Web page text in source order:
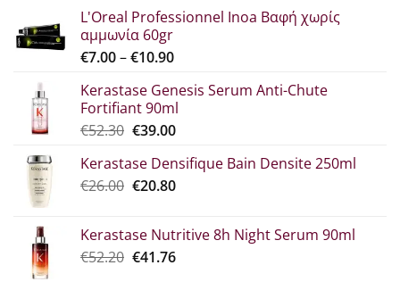
L'Oreal Professionnel Inoa Βαφή χωρίς
αμμωνία 60gr
€7.00–€10.90Price
€7.00
through
€10.90
Kerastase Genesis Serum Anti-Chute
Fortifiant 90ml
€52.30 Original
was:
€52.30.
€39.00Η
τιμή
είναι:
Kerastase Densifique Bain Densite 250ml
€26.00 Original
€26.00.
€20.80Η
είναι:
€20.80.
Kerastase Nutritive 8h Night Serum 90ml
€52.20 Original
€41.76Η